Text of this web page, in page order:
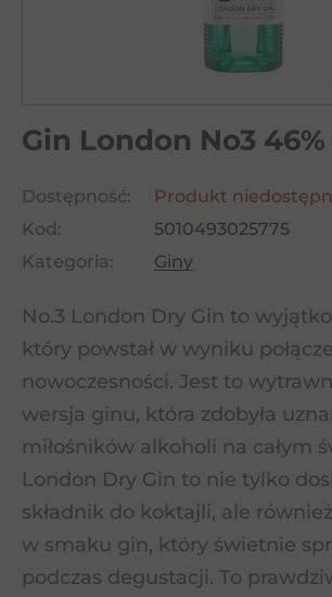
Gin London No3 46%
Dostępność:
Produkt
Kod:
5010493025775
Kategoria:
Giny
No.3 London Dry Gin to
który powstał w wyniku
nowoczesności. Jest to
wersja ginu, która zdobyła
miłośników alkoholi na całym
London Dry Gin to nie tylko
składnik do koktajli, ale
w smaku gin, który świetnie
podczas degustacji. To